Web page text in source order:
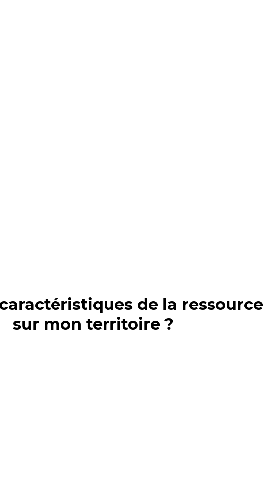
de la ressource
sur mon territoire ?